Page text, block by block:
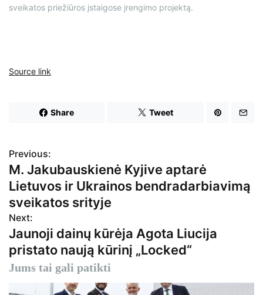
sveikatos priežiūros įstaigose įrengimo projektą.
Source link
Share Tweet
N
a
v
i
g
a
c
Previous:
M. Jakubauskienė Kyjive aptarė
Lietuvos ir Ukrainos bendradarbiavimą
sveikatos srityje
Next:
Jaunoji dainų kūrėja Agota Liucija
pristato naują kūrinį „Locked“
Jums tai gali patikti